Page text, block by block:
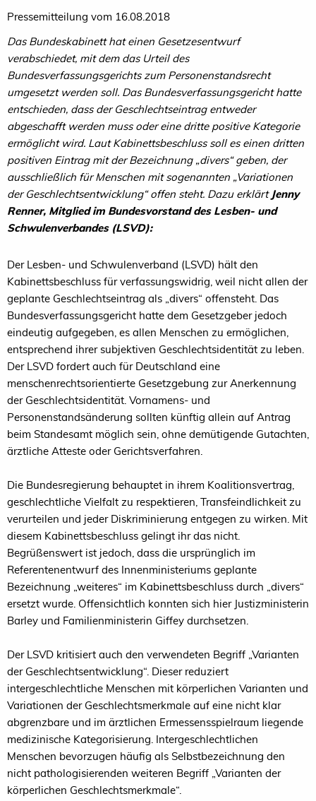
Pressemitteilung vom 16.08.2018
Das Bundeskabinett hat einen Gesetzesentwurf
verabschiedet, mit dem das Urteil des
Bundesverfassungsgerichts zum Personenstandsrecht
umgesetzt werden soll. Das Bundesverfassungsgericht hatte
entschieden, dass der Geschlechtseintrag entweder
abgeschafft werden muss oder eine dritte positive Kategorie
ermöglicht wird. Laut Kabinettsbeschluss soll es einen dritten
positiven Eintrag mit der Bezeichnung „divers“ geben, der
ausschließlich für Menschen mit sogenannten „Variationen
der Geschlechtsentwicklung“ offen steht. Dazu erklärtJenny
Renner, Mitglied im Bundesvorstand des Lesben- und
Schwulenverbandes (LSVD):
Der Lesben- und Schwulenverband (LSVD) hält den
Kabinettsbeschluss für verfassungswidrig, weil nicht allen der
geplante Geschlechtseintrag als „divers“ offensteht. Das
Bundesverfassungsgericht hatte dem Gesetzgeber jedoch
eindeutig aufgegeben, es allen Menschen zu ermöglichen,
entsprechend ihrer subjektiven Geschlechtsidentität zu leben.
Der LSVD fordert auch für Deutschland eine
menschenrechtsorientierte Gesetzgebung zur Anerkennung
der Geschlechtsidentität. Vornamens- und
Personenstandsänderung sollten künftig allein auf Antrag
beim Standesamt möglich sein, ohne demütigende Gutachten,
ärztliche Atteste oder Gerichtsverfahren.
Die Bundesregierung behauptet in ihrem Koalitionsvertrag,
geschlechtliche Vielfalt zu respektieren, Transfeindlichkeit zu
verurteilen und jeder Diskriminierung entgegen zu wirken. Mit
diesem Kabinettsbeschluss gelingt ihr das nicht.
Begrüßenswert ist jedoch, dass die ursprünglich im
Referentenentwurf des Innenministeriums geplante
Bezeichnung „weiteres“ im Kabinettsbeschluss durch „divers“
ersetzt wurde. Offensichtlich konnten sich hier Justizministerin
Barley und Familienministerin Giffey durchsetzen.
Der LSVD kritisiert auch den verwendeten Begriff „Varianten
der Geschlechtsentwicklung“. Dieser reduziert
intergeschlechtliche Menschen mit körperlichen Varianten und
Variationen der Geschlechtsmerkmale auf eine nicht klar
abgrenzbare und im ärztlichen Ermessensspielraum liegende
medizinische Kategorisierung. Intergeschlechtlichen
Menschen bevorzugen häufig als Selbstbezeichnung den
nicht pathologisierenden weiteren Begriff „Varianten der
körperlichen Geschlechtsmerkmale“.